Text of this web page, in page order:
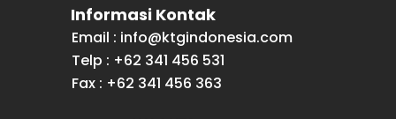
Informasi Kontak
Email : info@ktgindonesia.com
Telp : +62 341 456 531
Fax : +62 341 456 363